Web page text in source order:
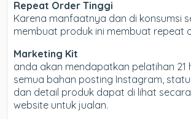
Repeat Order Tinggi
Karena manfaatnya dan di konsumsi
membuat produk ini membuat repeat
Marketing Kit
anda akan mendapatkan pelatihan 21
semua bahan posting Instagram,
dan detail produk dapat di lihat
website untuk jualan.